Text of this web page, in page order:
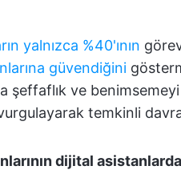
yalnızca %40'ının
güvendiğini
şeffaflık ve
temkinli
dijital